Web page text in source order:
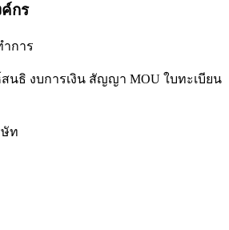
ค์กร
ำการ
ธิ งบการเงิน สัญญา MOU ใบทะเบียน
ท